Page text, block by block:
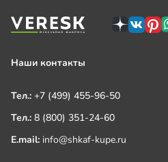
Наши контакты
Тел.: +7 (499) 455-96-50
Тел.: 8 (800) 351-24-60
E.mail: info@shkaf-kupe.ru